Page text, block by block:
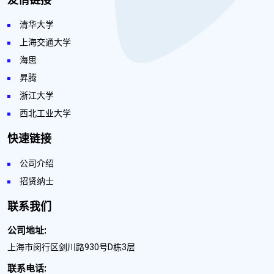
清华大学
上海交通大学
海思
昇腾
浙江大学
西北工业大学
快速链接
公司介绍
招贤纳士
联系我们
公司地址:
上海市闵行区剑川路930号D栋3层
联系电话: